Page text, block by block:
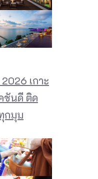
เกาะ
ชันดี ติด
กมุม